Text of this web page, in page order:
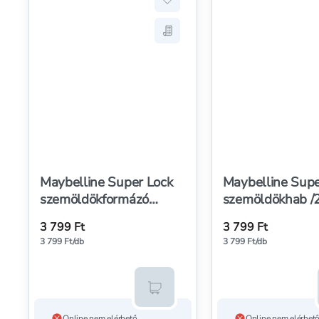
Maybelline Super Lock
szemöldökformázó
Hozzáadás a kedvencekhez,
Mentés a bevásárló listára,
3 799 Ft
3 799 Ft/db
Kosárba teszem
Maybelline
szemöldökhab
3 799 Ft
3 799 Ft/db